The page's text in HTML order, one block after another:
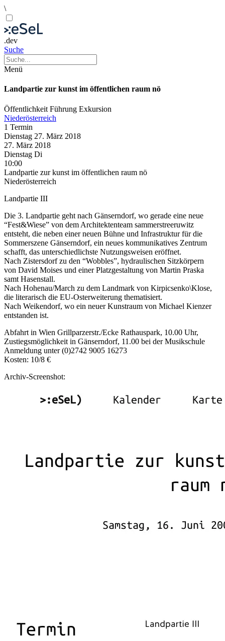
\
.dev
Suche
Menü
Landpartie zur kunst im öffentlichen raum nö
Öffentlichkeit Führung Exkursion
Niederösterreich
1 Termin
Dienstag 27. März 2018
27. März 2018
Dienstag Di
10:00
Landpartie zur kunst im öffentlichen raum nö
Niederösterreich
Landpartie III
Die 3. Landpartie geht nach Gänserndorf, wo gerade eine neue
“Fest&Wiese” von dem Architektenteam sammerstreeruwitz
entsteht, die neben einer neuen Bühne und Infrastruktur für die
Sommerszene Gänserndorf, ein neues kommunikatives Zentrum
schafft, das unterschiedlichste Nutzungsweisen eröffnet.
Nach Zistersdorf zu den “Wobbles”, hydraulischen Sitzkörpern
von David Moises und einer Platzgestaltung von Martin Praska
samt Hasenstall.
Nach Hohenau/March zu dem Landmark von Kirpicsenko\Klose,
die literarisch die EU-Osterweiterung thematisiert.
Nach Weikendorf, wo ein neuer Kunstraum von Michael Kienzer
entstanden ist.
Abfahrt in Wien Grillparzerstr./Ecke Rathauspark, 10.00 Uhr,
Zustiegsmöglichkeit in Gänserndorf, 11.00 bei der Musikschule
Anmeldung unter (0)2742 9005 16273
Kosten: 10/8 €
Archiv-Screenshot: